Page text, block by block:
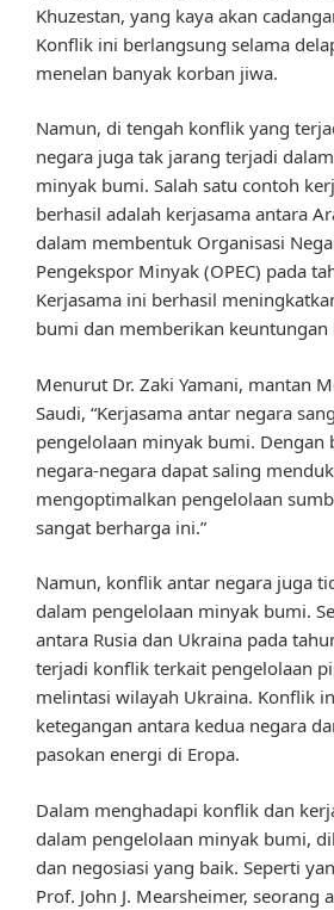
Khuzestan, yang kaya akan
Konflik ini berlangsung selama
menelan banyak korban jiwa.
Namun, di tengah konflik yang
negara juga tak jarang terjadi
minyak bumi. Salah satu contoh
berhasil adalah kerjasama antara
dalam membentuk Organisasi
Pengekspor Minyak (OPEC) pada
Kerjasama ini berhasil
bumi dan memberikan keuntungan
Menurut Dr. Zaki Yamani, mantan
Saudi, “Kerjasama antar negara
pengelolaan minyak bumi. Dengan
negara-negara dapat saling
mengoptimalkan pengelolaan
sangat berharga ini.”
Namun, konflik antar negara juga
dalam pengelolaan minyak bumi.
antara Rusia dan Ukraina pada
terjadi konflik terkait pengelolaan
melintasi wilayah Ukraina. Konflik
ketegangan antara kedua negara
pasokan energi di Eropa.
Dalam menghadapi konflik dan
dalam pengelolaan minyak bumi,
dan negosiasi yang baik. Seperti
Prof. John J. Mearsheimer, seorang